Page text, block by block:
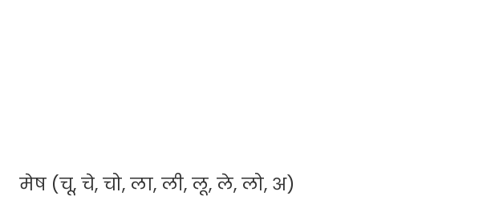
मेष (चू, चे, चो, ला, ली, लू, ले, लो, अ)